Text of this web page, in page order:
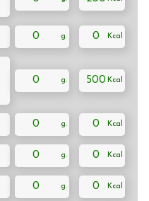
0 0
0 500
0 0
0 0
0 0